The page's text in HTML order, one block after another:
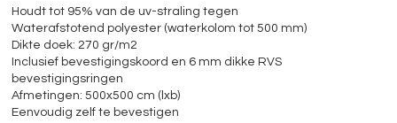
Houdt tot 95% van de uv-straling tegen
Waterafstotend polyester (waterkolom tot 500 mm)
Dikte doek: 270 gr/m2
Inclusief bevestigingskoord en 6 mm dikke RVS
bevestigingsringen
Afmetingen: 500x500 cm (lxb)
Eenvoudig zelf te bevestigen